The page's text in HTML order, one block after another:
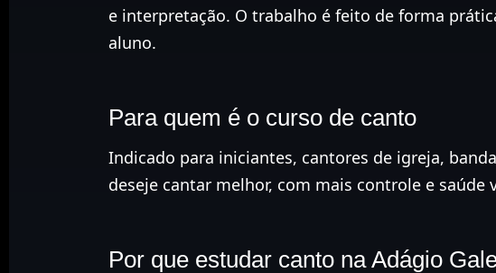
e interpretação. O trabalho é feito de forma
aluno.
Para quem é o curso de canto
Indicado para iniciantes, cantores de igreja,
deseje cantar melhor, com mais controle e saúde
Por que estudar canto na Adágio